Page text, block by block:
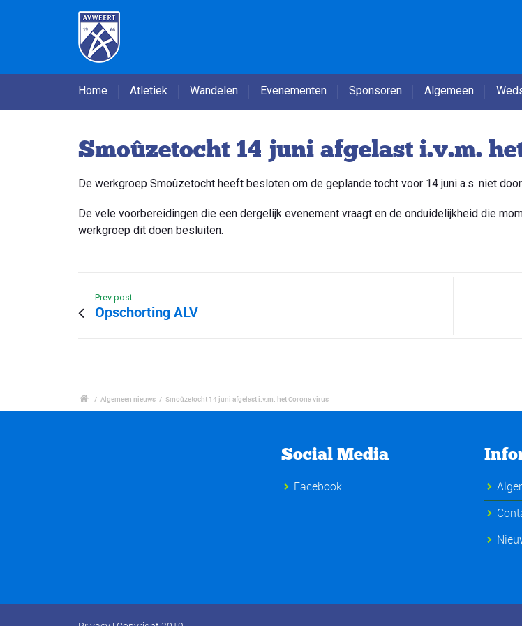
Home Atletiek Wandelen Evenementen Sponsoren Algemeen
Smoûzetocht 14 juni afgelast i.v.m.
De werkgroep Smoûzetocht heeft besloten om de geplande tocht voor 14 juni a.s. niet
De vele voorbereidingen die een dergelijk evenement vraagt en de onduidelijkheid die
werkgroep dit doen besluiten.
Prev post
Opschorting ALV
/ Algemeen nieuws / Smoûzetocht 14 juni afgelast i.v.m. het Corona virus
Social Media
Facebook